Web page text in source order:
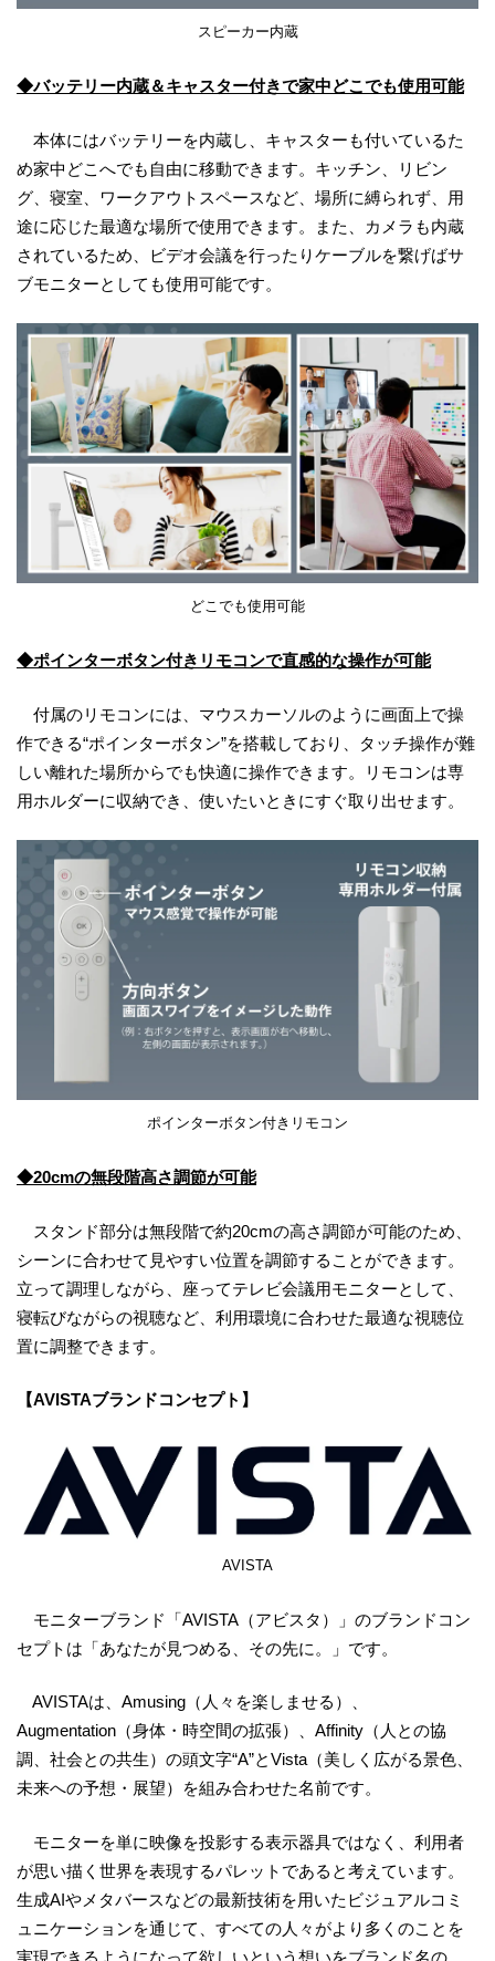
スピーカー内蔵
◆バッテリー内蔵＆キャスター付きで家中どこでも使用可能
本体にはバッテリーを内蔵し、キャスターも付いているた
め家中どこへでも自由に移動できます。キッチン、リビン
グ、寝室、ワークアウトスペースなど、場所に縛られず、用
途に応じた最適な場所で使用できます。また、カメラも内蔵
されているため、ビデオ会議を行ったりケーブルを繋げばサ
ブモニターとしても使用可能です。
どこでも使用可能
◆ポインターボタン付きリモコンで直感的な操作が可能
付属のリモコンには、マウスカーソルのように画面上で操
作できる“ポインターボタン”を搭載しており、タッチ操作が難
しい離れた場所からでも快適に操作できます。リモコンは専
用ホルダーに収納でき、使いたいときにすぐ取り出せます。
ポインターボタン付きリモコン
◆20cmの無段階高さ調節が可能
スタンド部分は無段階で約20cmの高さ調節が可能のため、
シーンに合わせて見やすい位置を調節することができます。
立って調理しながら、座ってテレビ会議用モニターとして、
寝転びながらの視聴など、利用環境に合わせた最適な視聴位
置に調整できます。
【AVISTAブランドコンセプト】
AVISTA
モニターブランド「AVISTA（アビスタ）」のブランドコン
セプトは「あなたが見つめる、その先に。」です。
AVISTAは、Amusing（人々を楽しませる）、
Augmentation（身体・時空間の拡張）、Affinity（人との協
調、社会との共生）の頭文字“A”とVista（美しく広がる景色、
未来への予想・展望）を組み合わせた名前です。
モニターを単に映像を投影する表示器具ではなく、利用者
が思い描く世界を表現するパレットであると考えています。
生成AIやメタバースなどの最新技術を用いたビジュアルコミ
ュニケーションを通じて、すべての人々がより多くのことを
実現できるようになって欲しいという想いをブランド名の